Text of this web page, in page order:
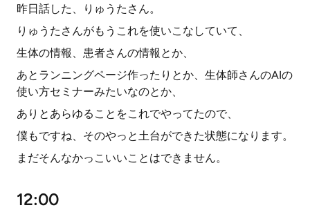
昨日話した、りゅうたさん。
りゅうたさんがもうこれを使いこなしていて、
生体の情報、患者さんの情報とか、
あとランニングページ作ったりとか、生体師さんのAIの
使い方セミナーみたいなのとか、
ありとあらゆることをこれでやってたので、
僕もですね、そのやっと土台ができた状態になります。
まだそんなかっこいいことはできません。
12:00